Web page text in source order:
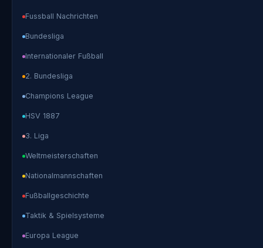
Fussball Nachrichten
Bundesliga
Internationaler Fußball
2. Bundesliga
Champions League
HSV 1887
3. Liga
Weltmeisterschaften
Nationalmannschaften
Fußballgeschichte
Taktik & Spielsysteme
Europa League